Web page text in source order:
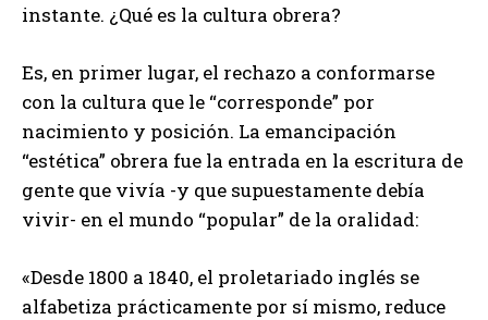
instante. ¿Qué es la cultura obrera?
Es, en primer lugar, el rechazo a conformarse
con la cultura que le “corresponde” por
nacimiento y posición. La emancipación
“estética” obrera fue la entrada en la escritura de
gente que vivía -y que supuestamente debía
vivir- en el mundo “popular” de la oralidad:
«Desde 1800 a 1840, el proletariado inglés se
alfabetiza prácticamente por sí mismo, reduce